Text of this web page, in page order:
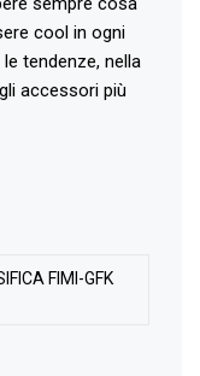
cool in ogni
tendenze, nella
accessori più
FIMI-GFK